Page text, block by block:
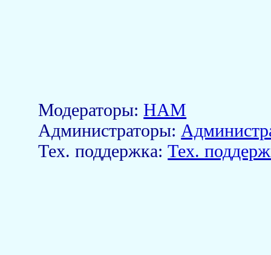
Модераторы:HAM
Aдминистраторы:
Тех. поддержка:Тех.